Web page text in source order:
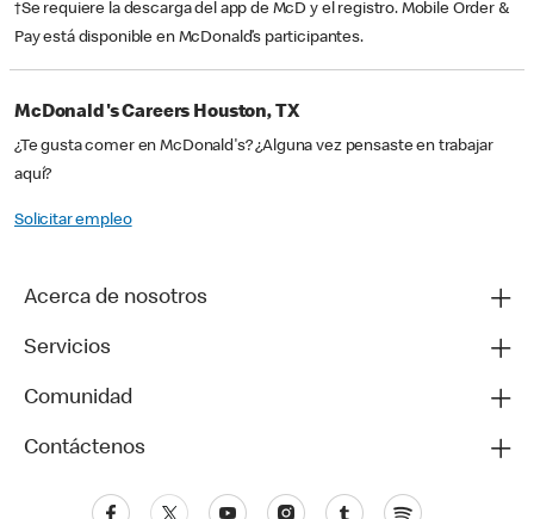
†Se requiere la descarga del app de McD y el registro. Mobile Order &
Pay está disponible en McDonald’s participantes.
McDonald's Careers Houston, TX
¿Te gusta comer en McDonald's? ¿Alguna vez pensaste en trabajar
aquí?
Solicitar empleo
Acerca de nosotros
Servicios
Comunidad
Contáctenos